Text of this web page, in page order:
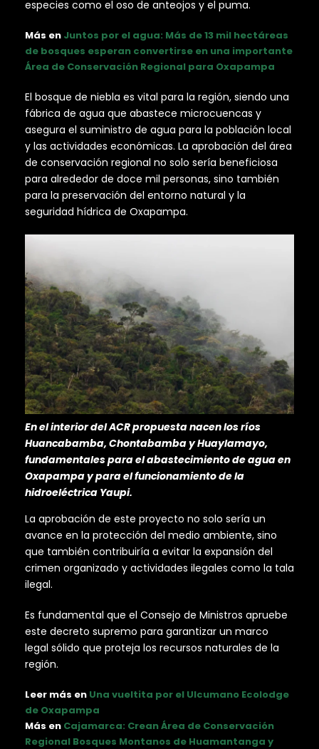
especies como el oso de anteojos y el puma.
Más en Juntos por el agua: Más de 13 mil hectáreas
de bosques esperan convertirse en una importante
Área de Conservación Regional para Oxapampa
El bosque de niebla es vital para la región, siendo una
fábrica de agua que abastece microcuencas y
asegura el suministro de agua para la población local
y las actividades económicas. La aprobación del área
de conservación regional no solo sería beneficiosa
para alrededor de doce mil personas, sino también
para la preservación del entorno natural y la
seguridad hídrica de Oxapampa.
En el interior del ACR propuesta nacen los ríos
Huancabamba, Chontabamba y Huaylamayo,
fundamentales para el abastecimiento de agua en
Oxapampa y para el funcionamiento de la
hidroeléctrica Yaupi.
La aprobación de este proyecto no solo sería un
avance en la protección del medio ambiente, sino
que también contribuiría a evitar la expansión del
crimen organizado y actividades ilegales como la tala
ilegal.
Es fundamental que el Consejo de Ministros apruebe
este decreto supremo para garantizar un marco
legal sólido que proteja los recursos naturales de la
región.
Leer más en Una vueltita por el Ulcumano Ecolodge
de Oxapampa
Más en Cajamarca: Crean Área de Conservación
Regional Bosques Montanos de Huamantanga y